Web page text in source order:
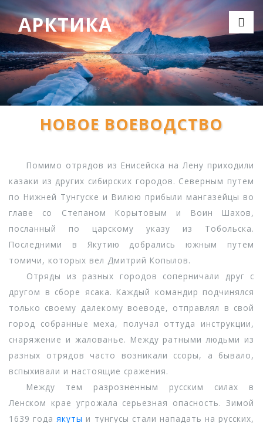
АРКТИКА
НОВОЕ ВОЕВОДСТВО
Помимо отрядов из Енисейска на Лену приходили
казаки из других сибирских городов. Северным путем
по Нижней Тунгуске и Вилюю прибыли мангазейцы во
главе со Степаном Корытовым и Воин Шахов,
посланный по царскому указу из Тобольска.
Последними в Якутию добрались южным путем
томичи, которых вел Дмитрий Копылов.
Отряды из разных городов соперничали друг с
другом в сборе ясака. Каждый командир подчинялся
только своему далекому воеводе, отправлял в свой
город собранные меха, получал оттуда инструкции,
снаряжение и жалованье. Между ратными людьми из
разных отрядов часто возникали ссоры, а бывало,
вспыхивали и настоящие сражения.
Между тем разрозненным русским силах в
Ленском крае угрожала серьезная опасность. Зимой
1639 годаякуты и тунгусы стали нападать на русских,